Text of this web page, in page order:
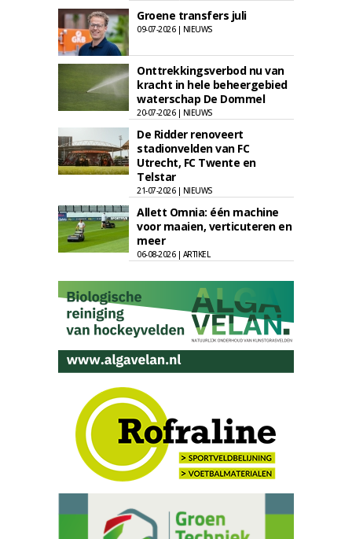
Groene transfers juli
09-07-2026 | NIEUWS
Onttrekkingsverbod nu van
kracht in hele beheergebied
waterschap De Dommel
20-07-2026 | NIEUWS
De Ridder renoveert
stadionvelden van FC
Utrecht, FC Twente en
Telstar
21-07-2026 | NIEUWS
Allett Omnia: één machine
voor maaien, verticuteren en
meer
06-08-2026 | ARTIKEL